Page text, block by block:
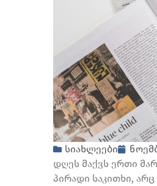
სიახლეები
დღეს მაქვს ერთი
პირადი საკითხი,